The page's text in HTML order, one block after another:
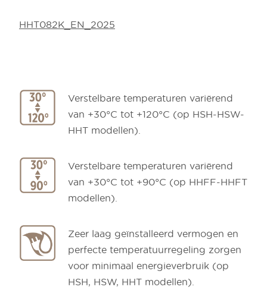
HHT082K_EN_2025
Verstelbare temperaturen variërend
van +30°C tot +120°C (op HSH-HSW-
HHT modellen).
Verstelbare temperaturen variërend
van +30°C tot +90°C (op HHFF-HHFT
modellen).
Zeer laag geïnstalleerd vermogen en
perfecte temperatuurregeling zorgen
voor minimaal energieverbruik (op
HSH, HSW, HHT modellen).